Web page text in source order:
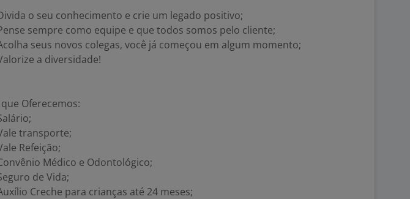
o seu conhecimento e crie um legado positivo;
sempre como equipe e que todos somos pelo cliente;
seus novos colegas, você já começou em algum momento;
a diversidade!
que Oferecemos:
transporte;
Refeição;
Médico e Odontológico;
de Vida;
Creche para crianças até 24 meses;